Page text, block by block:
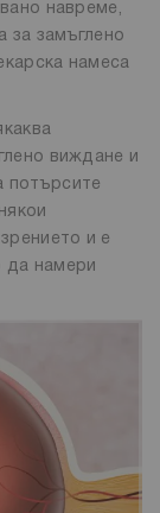
навреме,
за замъглено
намеса
виждане и
потърсите
и е
да намери